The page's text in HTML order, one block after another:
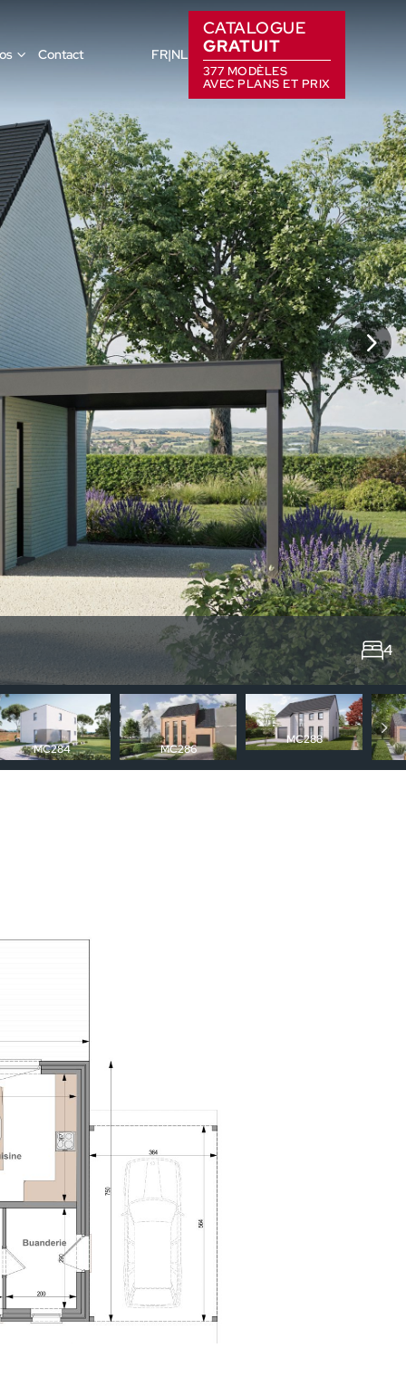
Contact FR NL
CATALOGUE
GRATUIT
377 MODÈLES
AVEC PLANS ET PRIX
4
MC284 MC286
MC288